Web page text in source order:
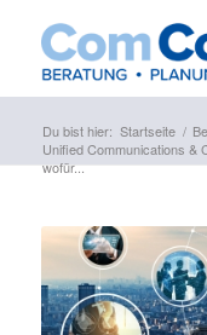
Du bist hier: Startseite /
Unified Communications &
wofür...